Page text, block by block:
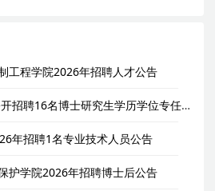
工程学院2026年招聘人才公告
陕西警察学院2026年公开招聘16名博士研究生学历学位专任教师公告
年招聘1名专业技术人员公告
护学院2026年招聘博士后公告